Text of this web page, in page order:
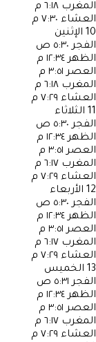
المغرب ٦:١٨ م
العشاء ٧:٣٠ م
10 الإثنين
الفجر ٥:٣٠ ص
الظهر ١٢:٣٤ م
العصر ٣:٥١ م
المغرب ٦:١٨ م
العشاء ٧:٢٩ م
11 الثلاثاء
الفجر ٥:٣٠ ص
الظهر ١٢:٣٤ م
العصر ٣:٥١ م
المغرب ٦:١٧ م
العشاء ٧:٢٩ م
12 الأربعاء
الفجر ٥:٣٠ ص
الظهر ١٢:٣٤ م
العصر ٣:٥١ م
المغرب ٦:١٧ م
العشاء ٧:٢٩ م
13 الخميس
الفجر ٥:٣١ ص
الظهر ١٢:٣٤ م
العصر ٣:٥١ م
المغرب ٦:١٧ م
العشاء ٧:٢٩ م